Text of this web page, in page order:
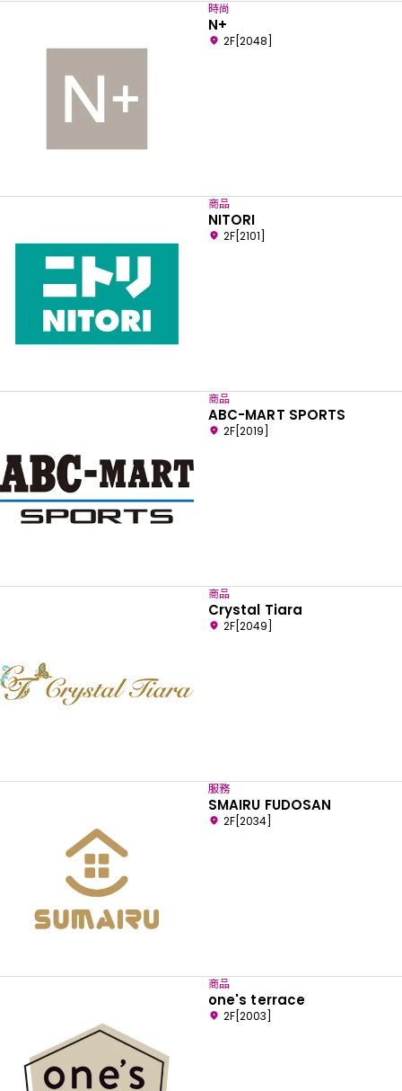
時尚
N+
2F[2048]
商品
NITORI
2F[2101]
商品
ABC-MART SPORTS
2F[2019]
商品
Crystal Tiara
2F[2049]
服務
SMAIRU FUDOSAN
2F[2034]
商品
one's terrace
2F[2003]